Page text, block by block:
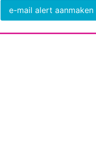
e-mail alert aanmaken